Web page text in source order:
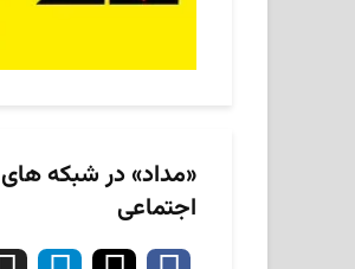
«مداد» در شبکه های
اجتماعی